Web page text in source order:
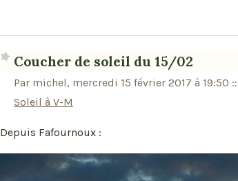
Coucher de soleil du 15/02
Par michel, mercredi 15 février 2017 à 19:50 ::
Soleil à V-M
Depuis Fafournoux :